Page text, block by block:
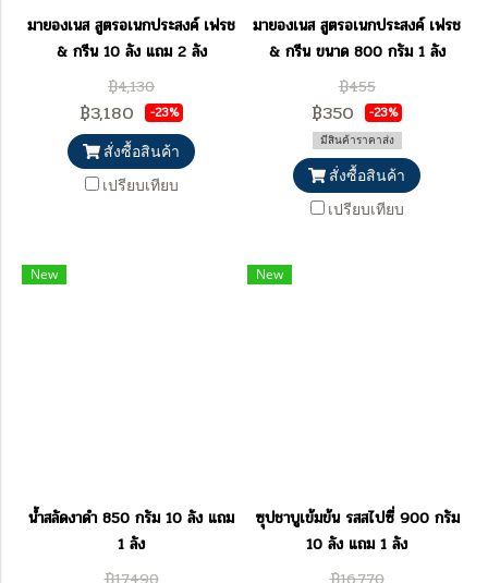
มายองเนส สูตรอเนกประสงค์ เฟรช
& กรีน 10 ลัง แถม 2 ลัง
฿4,130
฿3,180 -23%
สั่งซื้อสินค้า
เปรียบเทียบ
มายองเนส สูตรอเนกประสงค์ เฟรช
& กรีน ขนาด 800 กรัม 1 ลัง
฿455
฿350 -23%
มีสินค้าราคาส่ง
สั่งซื้อสินค้า
เปรียบเทียบ
New
น้ำสลัดงาดำ 850 กรัม 10 ลัง แถม
1 ลัง
New
ซุปชาบูเข้มข้น รสสไปซี่ 900 กรัม
10 ลัง แถม 1 ลัง